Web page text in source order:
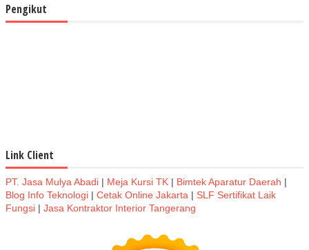
Pengikut
Link Client
PT. Jasa Mulya Abadi | Meja Kursi TK | Bimtek Aparatur Daerah |
Blog Info Teknologi | Cetak Online Jakarta | SLF Sertifikat Laik
Fungsi | Jasa Kontraktor Interior Tangerang